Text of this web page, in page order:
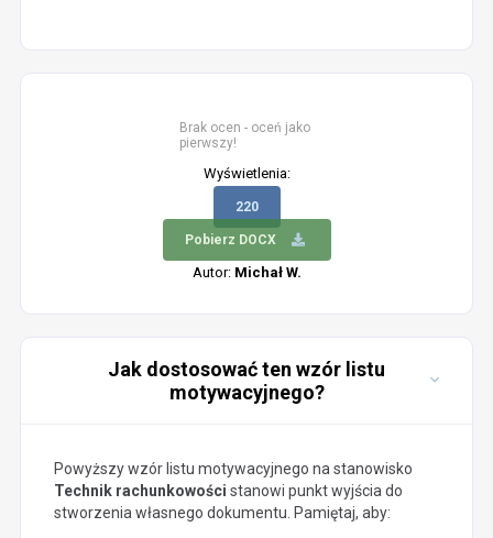
Brak ocen - oceń jako
pierwszy!
Wyświetlenia:
220
Pobierz DOCX
Autor: Michał W.
Jak dostosować ten wzór listu
motywacyjnego?
Powyższy wzór listu motywacyjnego na stanowisko
Technik rachunkowości stanowi punkt wyjścia do
stworzenia własnego dokumentu. Pamiętaj, aby: